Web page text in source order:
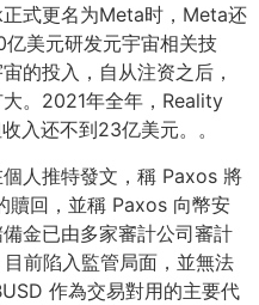
式更名为Meta时，Meta还
美元研发元宇宙相关技
的投入，自从注资之后，
。2021年全年，Reality
入还不到23亿美元。。
人推特發文，稱 Paxos 將
贖回，並稱 Paxos 向幣安
金已由多家審計公司審計
前陷入監管局面，並無法
作為交易對用的主要代